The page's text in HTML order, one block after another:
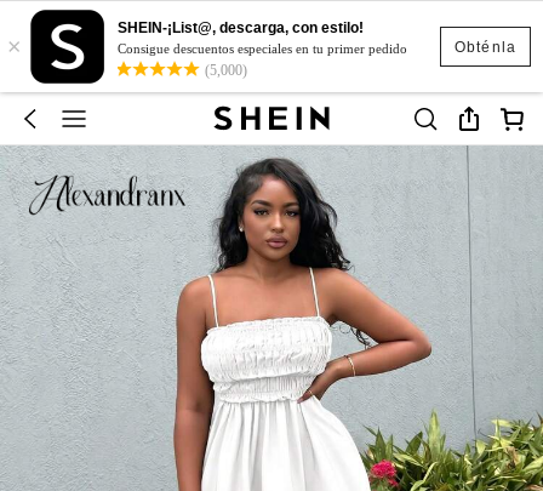
Obténla
×
SHEIN-¡List@, descarga, con estilo!
Consigue descuentos especiales en tu primer pedido
(5,000)